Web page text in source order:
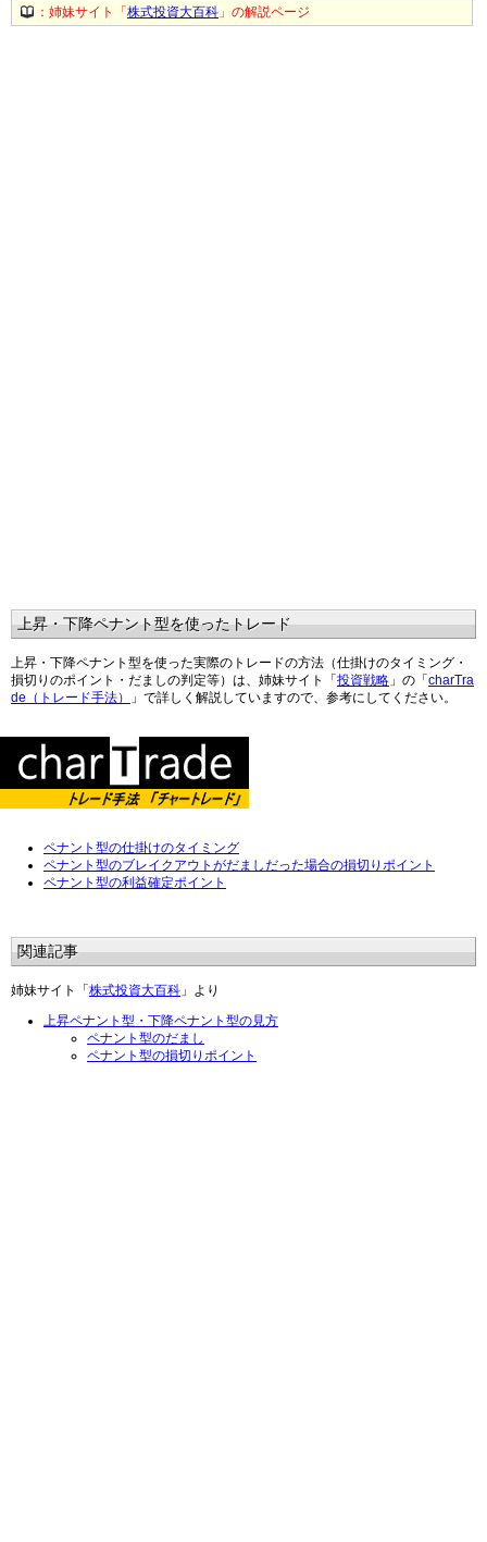
：姉妹サイト「 株式投資大百科 」の解説ページ
上昇・下降ペナント型を使ったトレード
上昇・下降ペナント型を使った実際のトレードの方法（仕掛けのタイミング・
損切りのポイント・だましの判定等）は、姉妹サイト「 投資戦略 」の「 charTra
de（トレード手法）
」で詳しく解説していますので、参考にしてください。
ペナント型の仕掛けのタイミング
ペナント型のブレイクアウトがだましだった場合の損切りポイント
ペナント型の利益確定ポイント
関連記事
姉妹サイト「 株式投資大百科 」より
上昇ペナント型・下降ペナント型の見方
ペナント型のだまし
ペナント型の損切りポイント